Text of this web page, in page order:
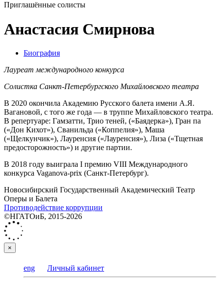
Приглашённые солисты
Анастасия Смирнова
Биография
Лауреат международного конкурса
Солистка Санкт-Петербургского Михайловского театра
В 2020 окончила Академию Русского балета имени А.Я.
Вагановой, с того же года — в труппе Михайловского театра.
В репертуаре: Гамзатти, Трио теней, («Баядерка»), Гран па
(«Дон Кихот»), Сванильда («Коппелия»), Маша
(«Щелкунчик»), Лауренсия («Лауренсия»), Лиза («Тщетная
предосторожность») и другие партии.
В 2018 году выиграла I премию VIII Международного
конкурса Vaganova-prix (Санкт-Петербург).
Новосибирский Государственный Академический Театр
Оперы и Балета
Противодействие коррупции
©НГАТОиБ, 2015-2026
×
eng Личный кабинет